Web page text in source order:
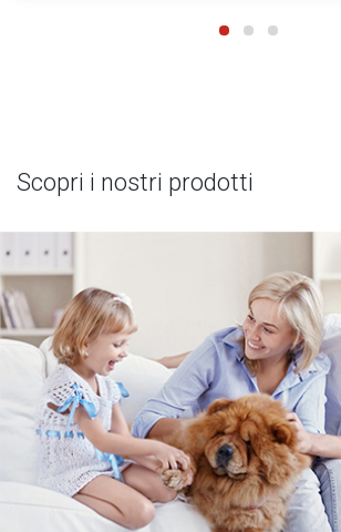
Scopri i nostri prodotti